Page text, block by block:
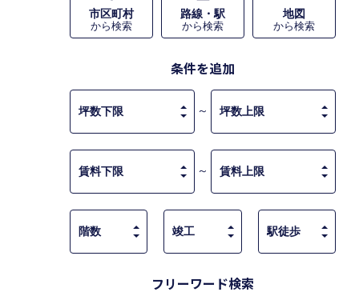
市区町村
から検索
路線・駅
から検索
地図
から検索
条件を追加
～
～
フリーワード検索